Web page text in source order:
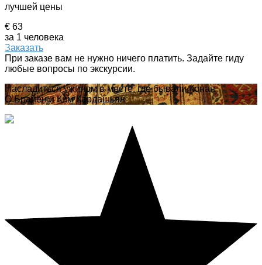
лучшей цены
€ 63
за 1 человека
Заказать
При заказе вам не нужно ничего платить. Задайте гиду
любые вопросы по экскурсии.
Насладиться ужином в месте, где бывали Конан
О’Брайен и Ким Кардашьян